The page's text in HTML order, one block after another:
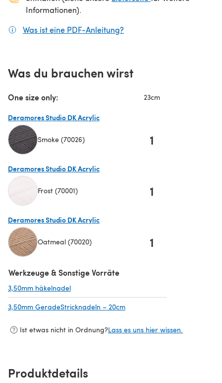
Informationen).
Was ist eine PDF-Anleitung?
Was du brauchen wirst
One size only: 23cm
Deramores Studio DK Acrylic
Smoke (70026) 1
Deramores Studio DK Acrylic
Frost (70001) 1
Deramores Studio DK Acrylic
Oatmeal (70020) 1
Werkzeuge & Sonstige Vorräte
3,50mm häkelnadel
3,50mm GeradeStricknadeln – 20cm
Ist etwas nicht in Ordnung?Lass es uns hier wissen.
Produktdetails